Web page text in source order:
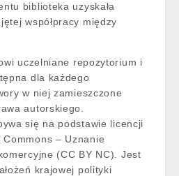
biblioteka uzyskała
współpracy między
uczelniane repozytorium i
dla każdego
w niej zamieszczone
autorskiego.
się na podstawie licencji
Commons – Uznanie
(CC BY NC). Jest
krajowej polityki